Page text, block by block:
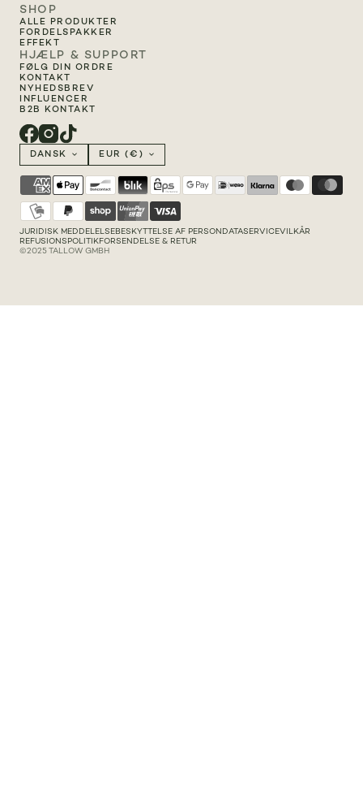
SHOP
ALLE PRODUKTER
FORDELSPAKKER
EFFEKT
HJÆLP & SUPPORT
FØLG DIN ORDRE
KONTAKT
NYHEDSBREV
INFLUENCER
B2B KONTAKT
DANSK EUR (€)
JURIDISK MEDDELELSEBESKYTTELSE AF PERSONDATASERVICEVILKÅR
REFUSIONSPOLITIKFORSENDELSE & RETUR
©2025 TALLOW GMBH